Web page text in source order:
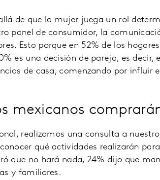
de que la mujer juega un rol
panel de consumidor, la
Esto porque en 52% de los
es una decisión de pareja, es
de casa, comenzando por influir
mexicanos
realizamos una consulta a
qué actividades realizarán
que no hará nada, 24% dijo que
y familiares.